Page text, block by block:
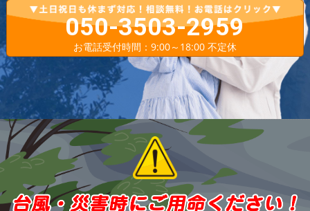
050-3503-2959
お電話受付時間：9:00～18:00 不定休